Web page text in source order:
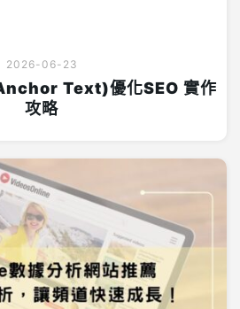
2026-06-23
Text)優化SEO 實作
攻略